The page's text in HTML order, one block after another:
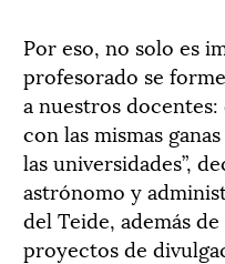
Por eso, no solo es
profesorado se
a nuestros
con las mismas
las universidades”,
astrónomo y
del Teide, además
proyectos de